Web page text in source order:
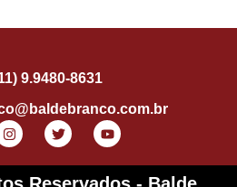
9.9480-8631